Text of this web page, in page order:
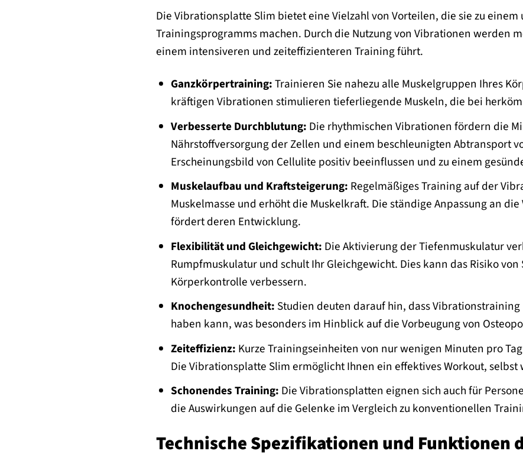
Die Vibrationsplatte Slim bietet eine Vielzahl von Vorteilen, die sie zu
Trainingsprogramms machen. Durch die Nutzung von Vibrationen werden
einem intensiveren und zeiteffizienteren Training führt.
Ganzkörpertraining:Trainieren Sie nahezu alle Muskelgruppen Ihres
kräftigen Vibrationen stimulieren tieferliegende Muskeln, die bei
Verbesserte Durchblutung: Die rhythmischen Vibrationen fördern die
Nährstoffversorgung der Zellen und einem beschleunigten Abtransport
Erscheinungsbild von Cellulite positiv beeinflussen und zu einem
Muskelaufbau und Kraftsteigerung: Regelmäßiges Training auf der
Muskelmasse und erhöht die Muskelkraft. Die ständige Anpassung an
fördert deren Entwicklung.
Flexibilität und Gleichgewicht: Die Aktivierung der Tiefenmuskulatur
Rumpfmuskulatur und schult Ihr Gleichgewicht. Dies kann das Risiko
Körperkontrolle verbessern.
Knochengesundheit: Studien deuten darauf hin, dass
haben kann, was besonders im Hinblick auf die Vorbeugung von
Zeiteffizienz: Kurze Trainingseinheiten von nur wenigen Minuten pro
Die Vibrationsplatte Slim ermöglicht Ihnen ein effektives Workout,
Schonendes Training: Die Vibrationsplatten eignen sich auch für
die Auswirkungen auf die Gelenke im Vergleich zu konventionellen
Technische Spezifikationen und Funktionen